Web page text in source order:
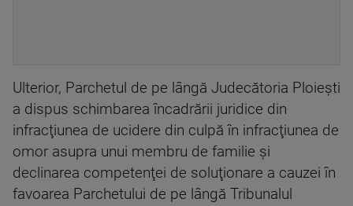
Ulterior, Parchetul de pe lângă Judecătoria Ploieşti
a dispus schimbarea încadrării juridice din
infracţiunea de ucidere din culpă în infracţiunea de
omor asupra unui membru de familie şi
declinarea competenţei de soluţionare a cauzei în
favoarea Parchetului de pe lângă Tribunalul